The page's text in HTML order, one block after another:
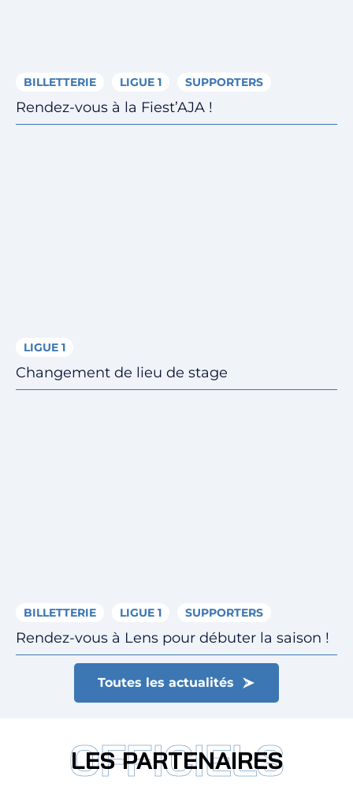
Toutes les actualités
BILLETTERIE LIGUE 1 SUPPORTERS
Rendez-vous à la Fiest’AJA !
LIGUE 1
Changement de lieu de stage
BILLETTERIE LIGUE 1 SUPPORTERS
Rendez-vous à Lens pour débuter la saison !
OFFICIELS
LES PARTENAIRES